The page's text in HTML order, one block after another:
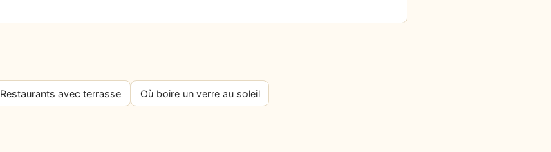
Restaurants avec terrasse Où boire un verre au soleil